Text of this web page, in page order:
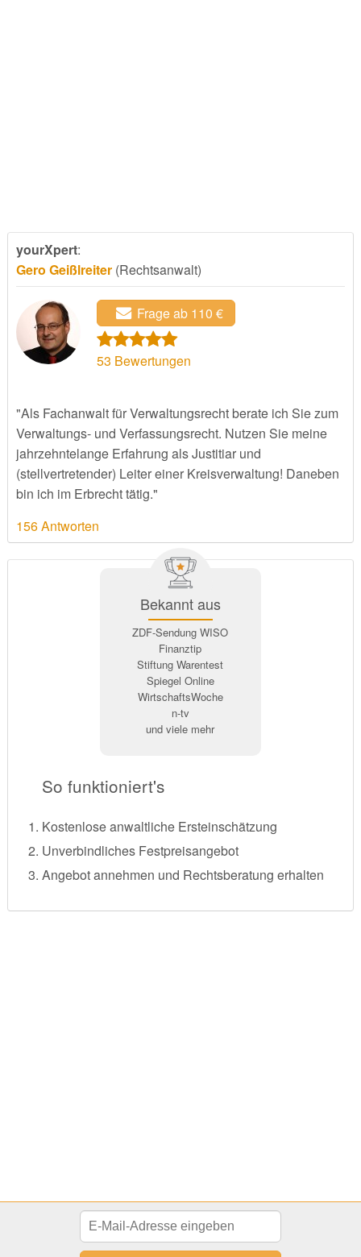
yourXpert:
Gero Geißlreiter(Rechtsanwalt)
Frage ab 110 €
53 Bewertungen
"Als Fachanwalt für Verwaltungsrecht berate ich Sie zum
Verwaltungs- und Verfassungsrecht. Nutzen Sie meine
jahrzehntelange Erfahrung als Justitiar und
(stellvertretender) Leiter einer Kreisverwaltung! Daneben
bin ich im Erbrecht tätig."
156 Antworten
Bekannt aus
ZDF-Sendung WISO
Finanztip
Stiftung Warentest
Spiegel Online
WirtschaftsWoche
n-tv
und viele mehr
So funktioniert's
Kostenlose anwaltliche Ersteinschätzung
Unverbindliches Festpreisangebot
Angebot annehmen und Rechtsberatung erhalten